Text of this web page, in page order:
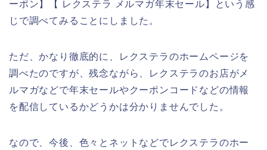
ーポン】【 レクステラ メルマガ年末セール】という感
じで調べてみることにしました。
ただ、かなり徹底的に、レクステラのホームページを
調べたのですが、残念ながら、レクステラのお店がメ
ルマガなどで年末セールやクーポンコードなどの情報
を配信しているかどうかは分かりませんでした。
なので、今後、色々とネットなどでレクステラのホー